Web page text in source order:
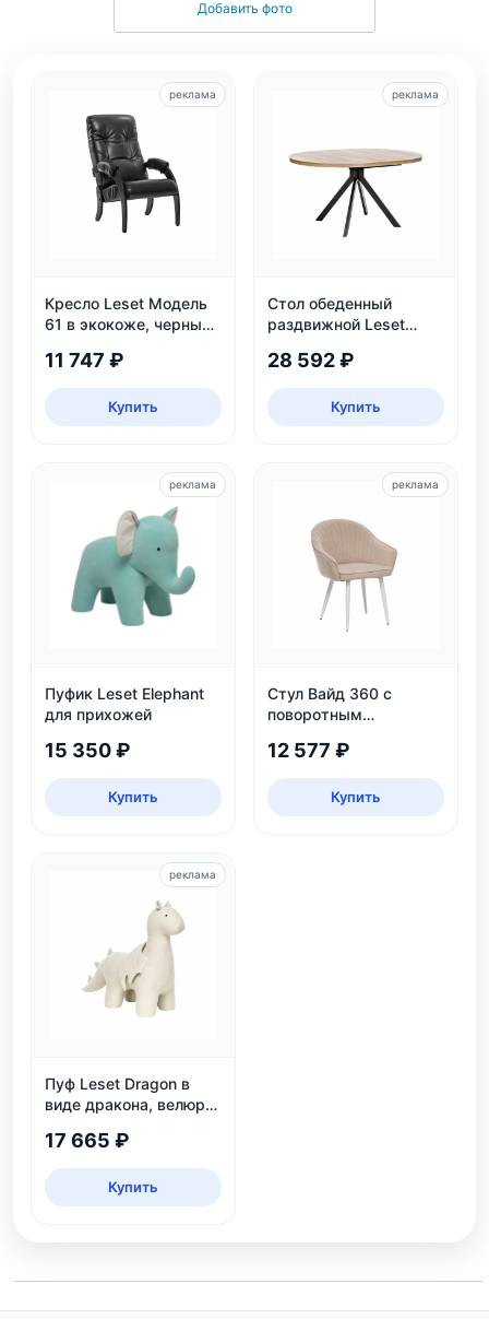
Добавить фото
Кресло Leset Модель
61 в экокоже, черный
дачи
11 747 ₽
Купить
реклама
Стол обеденный
раздвижной Leset
безопасный, ЛДСП,
28 592 ₽
Купить
реклама
Пуфик Leset Elephant
для прихожей
15 350 ₽
Купить
реклама
Стул Вайд 360 с
поворотным
каркас, велюр
12 577 ₽
Купить
реклама
Пуф Leset Dragon в
виде дракона, велюр
детской
17 665 ₽
Купить
реклама